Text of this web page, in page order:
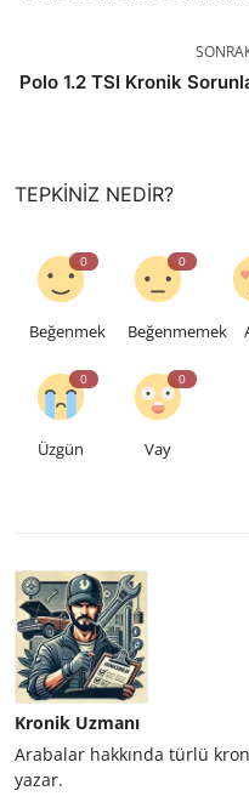
Polo 1.2 TSI Kronik
TEPKINIZ NEDIR?
0
Beğenmek
0
Beğenmemek
0
Üzgün
0
Vay
Kronik Uzmanı
Arabalar hakkında türlü
yazar.